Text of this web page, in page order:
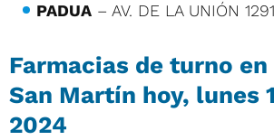
PADUA – AV. DE LA UNIÓN 1291
Farmacias de turno en
San Martín hoy, lunes
2024